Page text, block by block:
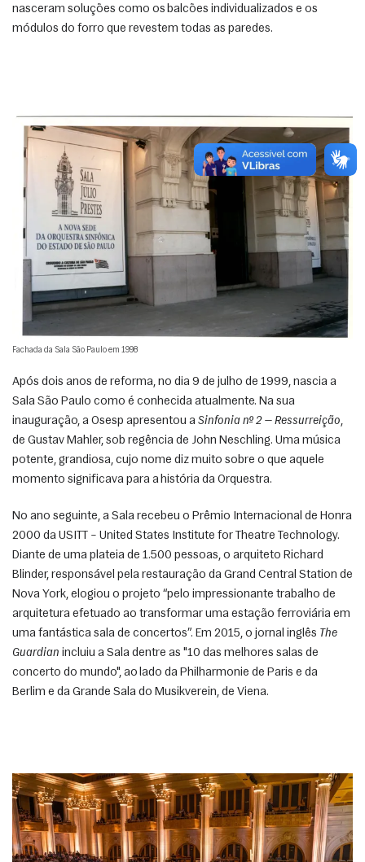
nasceram soluções como os balcões individualizados e os
módulos do forro que revestem todas as paredes.
Fachada da Sala São Paulo em 1998
Após dois anos de reforma, no dia 9 de julho de 1999, nascia a
Sala São Paulo como é conhecida atualmente. Na sua
inauguração, a Osesp apresentou a Sinfonia nº 2 — Ressurreição,
de Gustav Mahler, sob regência de John Neschling. Uma música
potente, grandiosa, cujo nome diz muito sobre o que aquele
momento significava para a história da Orquestra.
No ano seguinte, a Sala recebeu o Prêmio Internacional de Honra
2000 da USITT – United States Institute for Theatre Technology.
Diante de uma plateia de 1.500 pessoas, o arquiteto Richard
Blinder, responsável pela restauração da Grand Central Station de
Nova York, elogiou o projeto “pelo impressionante trabalho de
arquitetura efetuado ao transformar uma estação ferroviária em
uma fantástica sala de concertos”. Em 2015, o jornal inglês The
Guardian incluiu a Sala dentre as "10 das melhores salas de
concerto do mundo", ao lado da Philharmonie de Paris e da
Berlim e da Grande Sala do Musikverein, de Viena.